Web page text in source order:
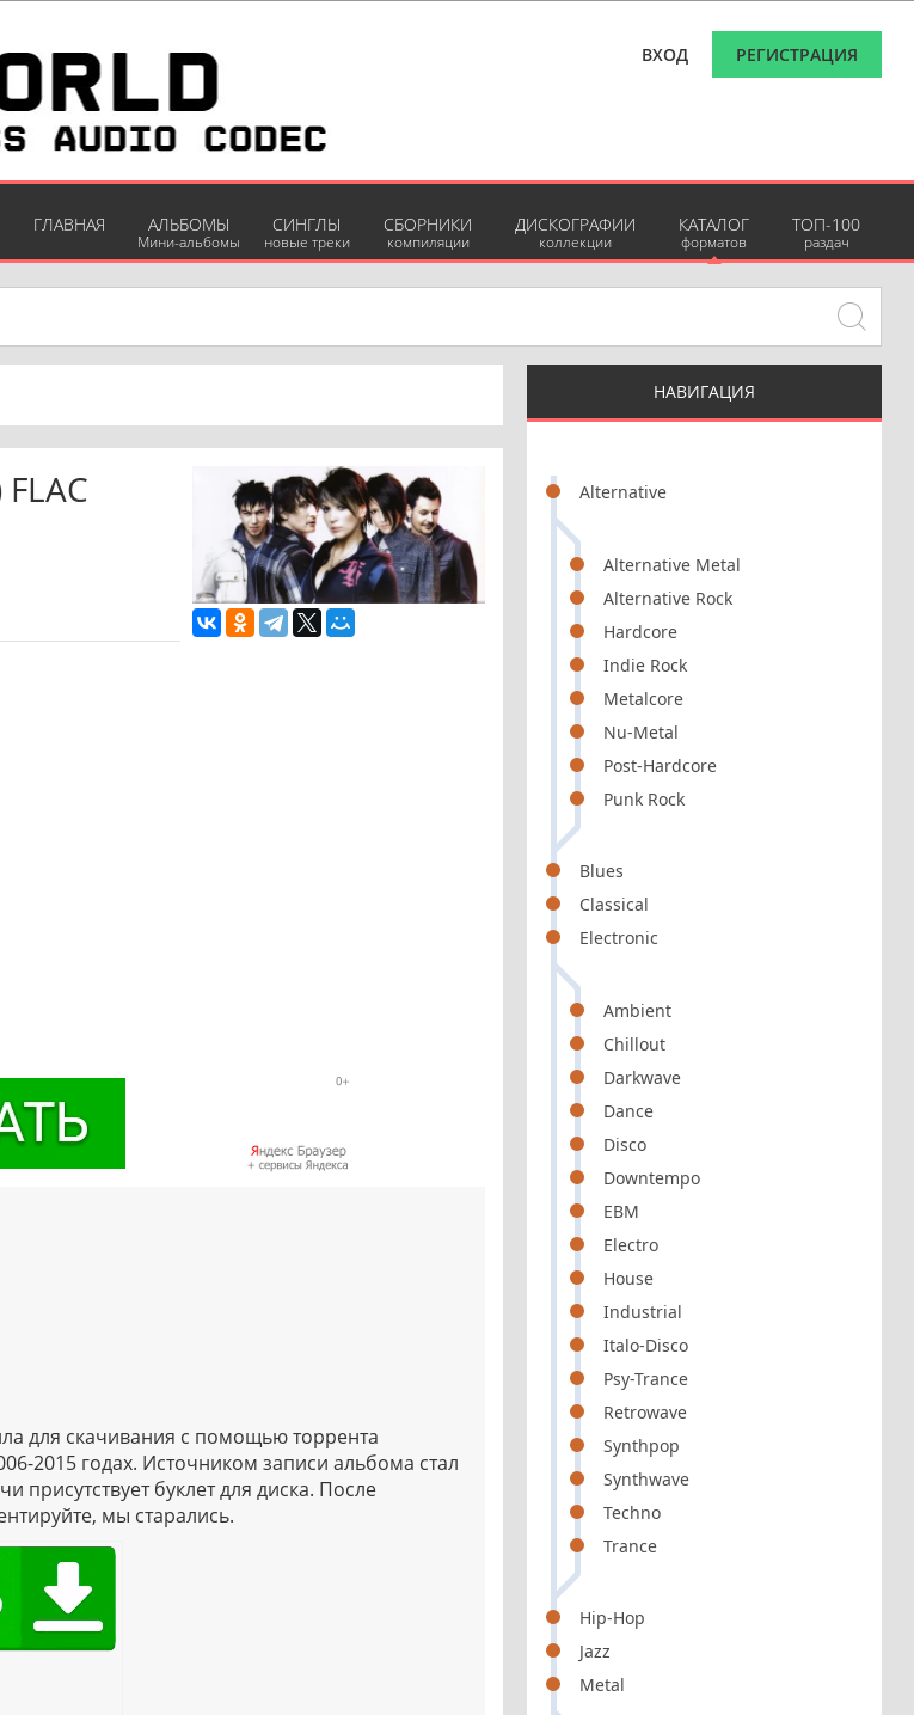
ВХОД РЕГИСТРАЦИЯ
ГЛАВНАЯ АЛЬБОМЫ
Мини-альбомы
СИНГЛЫ
новые треки
СБОРНИКИ
компиляции
ДИСКОГРАФИИ
коллекции
КАТАЛОГ
форматов
ТОП-100
раздач
НАВИГАЦИЯ
Alternative
Alternative Metal
Alternative Rock
Hardcore
Indie Rock
Metalcore
Nu-Metal
Post-Hardcore
Punk Rock
Blues
Classical
Electronic
Ambient
Chillout
Darkwave
Dance
Disco
Downtempo
EBM
Electro
House
Industrial
Italo-Disco
Psy-Trance
Retrowave
Synthpop
Synthwave
Techno
Trance
Hip-Hop
Jazz
Metal
для скачивания с помощью торрента
2015 годах. Источником записи альбома стал
присутствует буклет для диска. После
мы старались.